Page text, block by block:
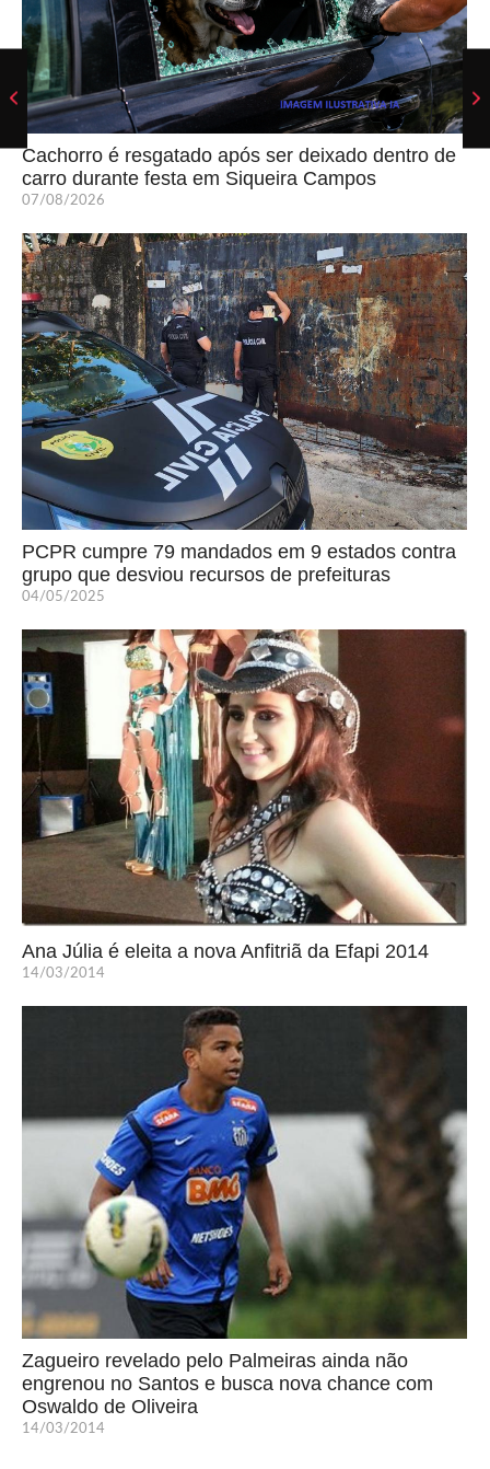
Cachorro é resgatado após ser deixado dentro de
carro durante festa em Siqueira Campos
07/08/2026
PCPR cumpre 79 mandados em 9 estados contra
grupo que desviou recursos de prefeituras
04/05/2025
Ana Júlia é eleita a nova Anfitriã da Efapi 2014
14/03/2014
Zagueiro revelado pelo Palmeiras ainda não
engrenou no Santos e busca nova chance com
Oswaldo de Oliveira
14/03/2014